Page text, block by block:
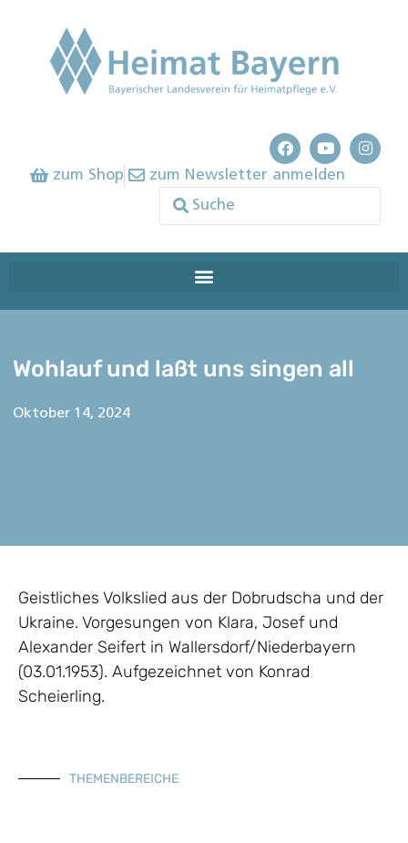
zum Shop zum Newsletter anmelden
Wohlauf und laßt uns singen all
Oktober 14, 2024
Geistliches Volkslied aus der Dobrudscha und der
Ukraine. Vorgesungen von Klara, Josef und
Alexander Seifert in Wallersdorf/Niederbayern
(03.01.1953). Aufgezeichnet von Konrad
Scheierling.
THEMENBEREICHE